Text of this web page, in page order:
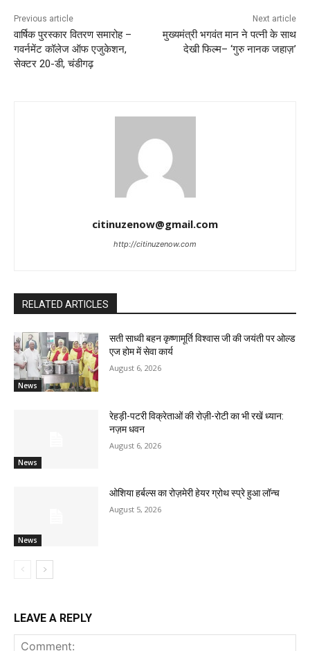
Previous article
वार्षिक पुरस्कार वितरण समारोह –
गवर्नमेंट कॉलेज ऑफ एजुकेशन,
सेक्टर 20-डी, चंडीगढ़
Next article
मुख्यमंत्री भगवंत मान ने पत्नी के साथ
देखी फिल्म– ‘गुरु नानक जहाज़’
citinuzenow@gmail.com
http://citinuzenow.com
RELATED ARTICLES
News
सती साध्वी बहन कृष्णामूर्ति विश्वास जी की जयंती पर ओल्ड
एज होम में सेवा कार्य
August 6, 2026
News
रेहड़ी-पटरी विक्रेताओं की रोज़ी-रोटी का भी रखें ध्यान:
नज़म धवन
August 6, 2026
News
ओशिया हर्बल्स का रोज़मेरी हेयर ग्रोथ स्प्रे हुआ लॉन्च
August 5, 2026
LEAVE A REPLY